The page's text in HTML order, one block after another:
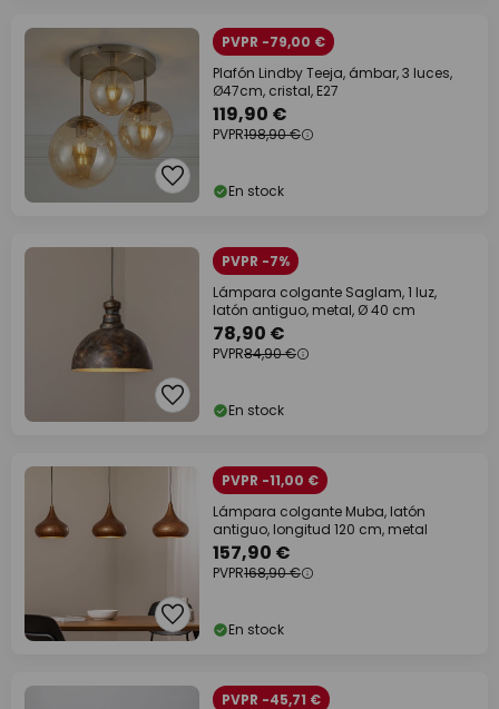
PVPR -79,00 €
Plafón Lindby Teeja, ámbar, 3 luces,
Ø47cm, cristal, E27
119,90 €
PVPR198,90 €
En stock
PVPR -7%
Lámpara colgante Saglam, 1 luz,
latón antiguo, metal, Ø 40 cm
78,90 €
PVPR84,90 €
En stock
PVPR -11,00 €
Lámpara colgante Muba, latón
antiguo, longitud 120 cm, metal
157,90 €
PVPR168,90 €
En stock
PVPR -45,71 €